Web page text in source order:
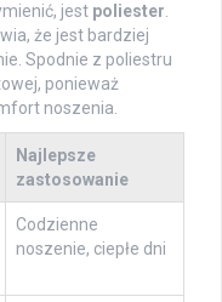
jest poliester.
że jest bardziej
Spodnie z poliestru
ponieważ
noszenia.
Najlepsze
zastosowanie
Codzienne
noszenie, ciepłe dni